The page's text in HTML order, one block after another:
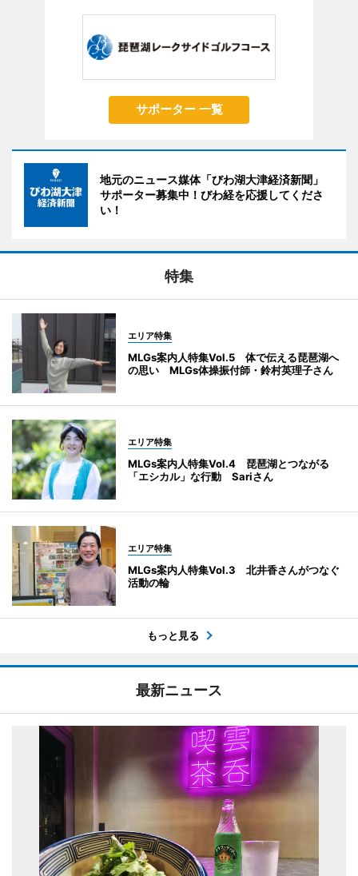
サポーター 一覧
地元のニュース媒体「びわ湖大津経済新聞」
サポーター募集中！びわ経を応援してくださ
い！
特集
エリア特集
MLGs案内人特集Vol.5 体で伝える琵琶湖へ
の思い MLGs体操振付師・鈴村英理子さん
エリア特集
MLGs案内人特集Vol.4 琵琶湖とつながる
「エシカル」な行動 Sariさん
エリア特集
MLGs案内人特集Vol.3 北井香さんがつなぐ
活動の輪
もっと見る
最新ニュース